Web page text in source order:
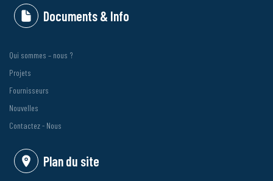
Documents & Info
Qui sommes – nous ?
Projets
Fournisseurs
Nouvelles
Contactez - Nous
Plan du site